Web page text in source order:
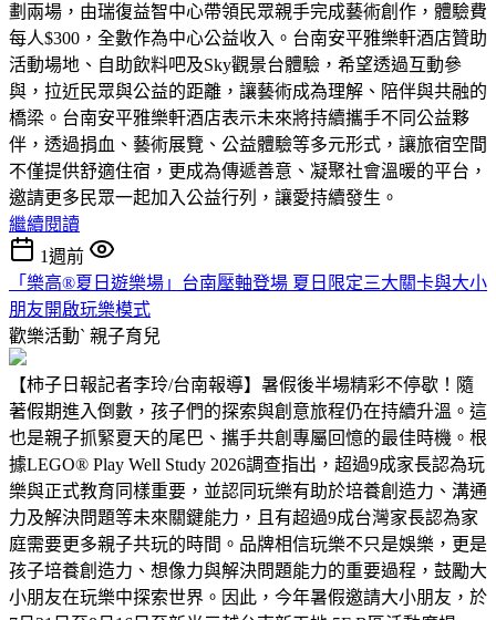
劃兩場，由瑞復益智中心帶領民眾親手完成藝術創作，體驗費
每人$300，全數作為中心公益收入。台南安平雅樂軒酒店贊助
活動場地、自助飲料吧及Sky觀景台體驗，希望透過互動參
與，拉近民眾與公益的距離，讓藝術成為理解、陪伴與共融的
橋梁。台南安平雅樂軒酒店表示未來將持續攜手不同公益夥
伴，透過捐血、藝術展覽、公益體驗等多元形式，讓旅宿空間
不僅提供舒適住宿，更成為傳遞善意、凝聚社會溫暖的平台，
邀請更多民眾一起加入公益行列，讓愛持續發生。
繼續閱讀
1週前
「樂高®夏日遊樂場」台南壓軸登場 夏日限定三大關卡與大小
朋友開啟玩樂模式
歡樂活動ˋ 親子育兒
【柿子日報記者李玲/台南報導】暑假後半場精彩不停歇！隨
著假期進入倒數，孩子們的探索與創意旅程仍在持續升溫。這
也是親子抓緊夏天的尾巴、攜手共創專屬回憶的最佳時機。根
據LEGO® Play Well Study 2026調查指出，超過9成家長認為玩
樂與正式教育同樣重要，並認同玩樂有助於培養創造力、溝通
力及解決問題等未來關鍵能力，且有超過9成台灣家長認為家
庭需要更多親子共玩的時間。品牌相信玩樂不只是娛樂，更是
孩子培養創造力、想像力與解決問題能力的重要過程，鼓勵大
小朋友在玩樂中探索世界。因此，今年暑假邀請大小朋友，於